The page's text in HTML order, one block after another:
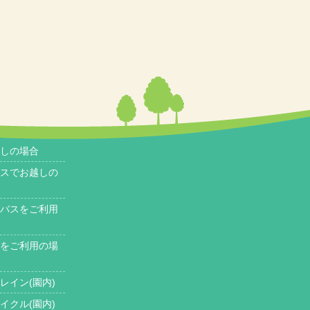
の場合
でお越しの
をご利用
ご利用の場
イン(園内)
クル(園内)